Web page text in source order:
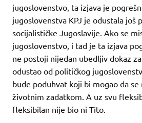
jugoslovenstvo, ta izjava je
jugoslovenstva KPJ je odustala još
socijalističke Jugoslavije. Ako se
jugoslovenstvo, i tad je ta izjava
ne postoji nijedan ubedljiv dokaz
odustao od političkog
bude poduhvat koji bi mogao da
životnim zadatkom. A uz svu
fleksibilan nije bio ni Tito.